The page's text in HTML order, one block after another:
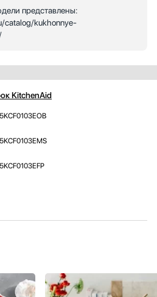
представлены:
catalog/kukhonnye-
KitchenAid